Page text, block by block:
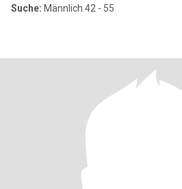
Suche: Männlich 42 - 55